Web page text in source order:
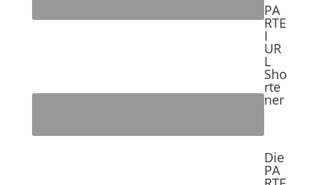
PA
RTE
I
UR
L
Sho
rte
ner
Die
PA